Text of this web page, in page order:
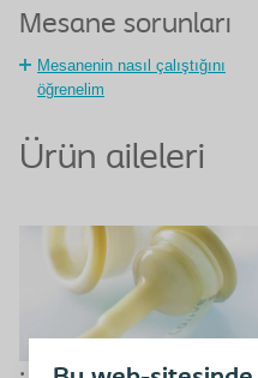
Mesane sorunları
Mesanenin nasıl çalıştığını
öğrenelim
Ürün aileleri